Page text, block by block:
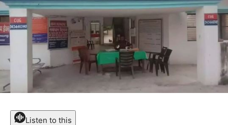
Listen to this